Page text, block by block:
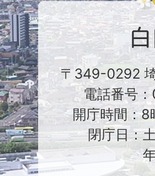
〒349-0292
電話番号
開庁時間：
閉庁日：